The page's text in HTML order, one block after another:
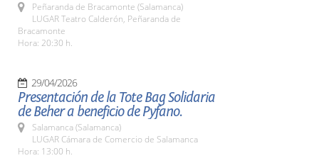
Peñaranda de Bracamonte (Salamanca)
LUGAR Teatro Calderón, Peñaranda de
Bracamonte
Hora: 20:30 h.
29/04/2026
Presentación de la Tote Bag Solidaria
de Beher a beneficio de Pyfano.
Salamanca (Salamanca)
LUGAR Cámara de Comercio de Salamanca
Hora: 13:00 h.